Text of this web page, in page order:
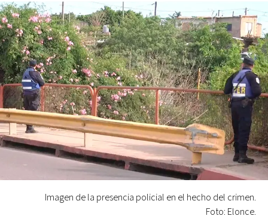
Imagen de la presencia policial en el hecho del crimen.
Foto: Elonce.